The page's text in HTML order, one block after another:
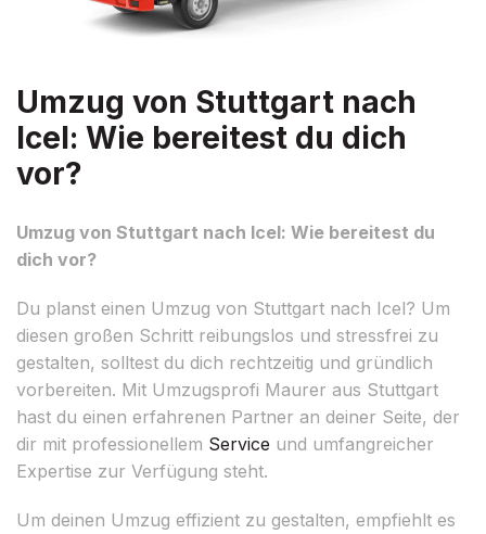
Umzug von Stuttgart nach
Icel: Wie bereitest du dich
vor?
Umzug von Stuttgart nach Icel: Wie bereitest du
dich vor?
Du planst einen Umzug von Stuttgart nach Icel? Um
diesen großen Schritt reibungslos und stressfrei zu
gestalten, solltest du dich rechtzeitig und gründlich
vorbereiten. Mit Umzugsprofi Maurer aus Stuttgart
hast du einen erfahrenen Partner an deiner Seite, der
dir mit professionellem Service und umfangreicher
Expertise zur Verfügung steht.
Um deinen Umzug effizient zu gestalten, empfiehlt es